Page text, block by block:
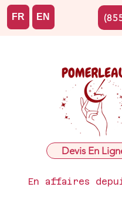
Devis En
En affaires
FR EN